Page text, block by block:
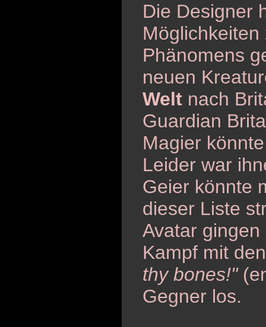
Die Designer
Phänomens
neuen
Welt nach
Guardian
Magier
Leider war
Geier könnte
dieser Liste
Avatar
Kampf mit
thy bones!"
Gegner los.